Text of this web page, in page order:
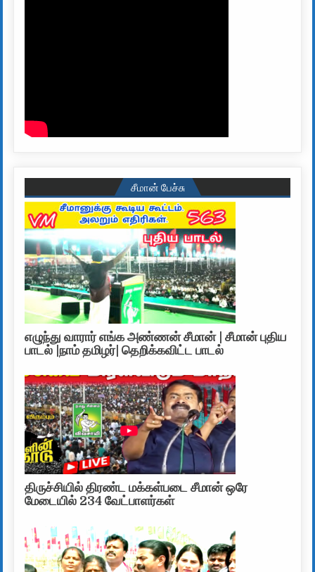
சீமான் பேச்சு
எழுந்து வாரார் எங்க அண்ணன் சீமான் | சீமான் புதிய
பாடல் |நாம் தமிழர்| தெறிக்கவிட்ட பாடல்
திருச்சியில் திரண்ட மக்கள்படை சீமான் ஒரே
மேடையில் 234 வேட்பாளர்கள்